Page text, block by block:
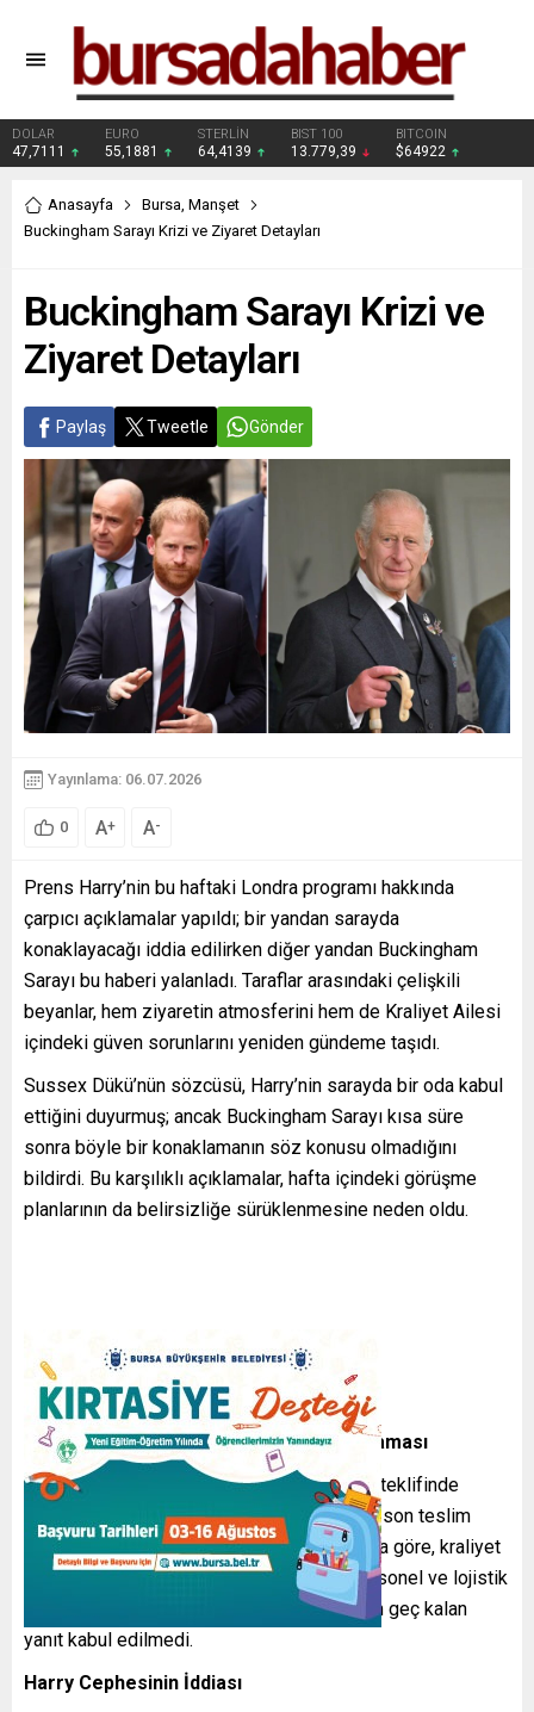
DOLAR
47,7111
EURO
55,1881
STERLİN
64,4139
BIST 100
13.779,39
BITCOIN
$64922
Anasayfa Bursa, Manşet
Buckingham Sarayı Krizi ve Ziyaret Detayları
Buckingham Sarayı Krizi ve
Ziyaret Detayları
Paylaş Tweetle Gönder
Yayınlama: 06.07.2026
0 A+ A-
Prens Harry’nin bu haftaki Londra programı hakkında
çarpıcı açıklamalar yapıldı; bir yandan sarayda
konaklayacağı iddia edilirken diğer yandan Buckingham
Sarayı bu haberi yalanladı. Taraflar arasındaki çelişkili
beyanlar, hem ziyaretin atmosferini hem de Kraliyet Ailesi
içindeki güven sorunlarını yeniden gündeme taşıdı.
Sussex Dükü’nün sözcüsü, Harry’nin sarayda bir oda kabul
ettiğini duyurmuş; ancak Buckingham Sarayı kısa süre
sonra böyle bir konaklamanın söz konusu olmadığını
bildirdi. Bu karşılıklı açıklamalar, hafta içindeki görüşme
planlarının da belirsizliğe sürüklenmesine neden oldu.
Buckingham Sarayı’nın Tutumu ve Açıklaması
Saray yetkilileri, Prens Harry’ye konaklama teklifinde
bulunduklarını, fakat Dük’ün ekibinin davete son teslim
tarihine kadar yanıt vermediğini belirtti. Buna göre, kraliyet
konutunda misafir ağırlama planları için personel ve lojistik
önceden düzenlenmek zorunda olduğundan geç kalan
yanıt kabul edilmedi.
Harry Cephesinin İddiası